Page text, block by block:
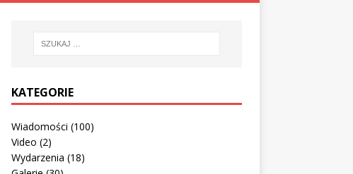
KATEGORIE
Wiadomości (100)
Video (2)
Wydarzenia (18)